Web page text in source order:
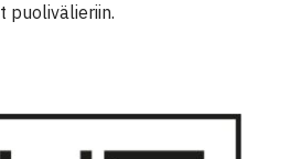
puolivälieriin.